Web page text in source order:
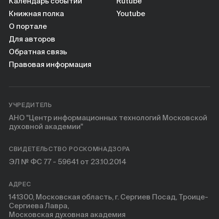
Книжная полка
О портале
Для авторов
Обратная связь
Правовая информация
Youtube
УЧРЕДИТЕЛЬ
АНО "Центр информационных технологий Московской
духовной академии"
СВИДЕТЕЛЬСТВО РОСКОМНАДЗОРА
ЭЛ № ФС 77 - 59641 от 23.10.2014
АДРЕС
141300, Московская область, г. Сергиев Посад, Троице-
Сергиева Лавра,
Московская духовная академия